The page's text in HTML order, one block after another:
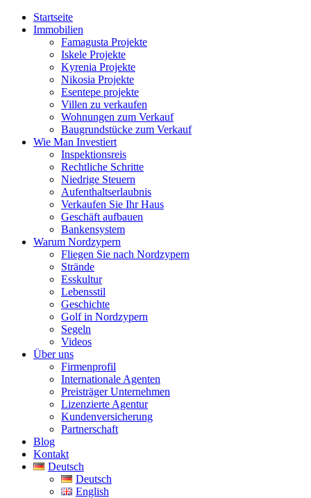
Startseite
Immobilien
Famagusta Projekte
Iskele Projekte
Kyrenia Projekte
Nikosia Projekte
Esentepe projekte
Villen zu verkaufen
Wohnungen zum Verkauf
Baugrundstücke zum Verkauf
Wie Man Investiert
Inspektionsreis
Rechtliche Schritte
Niedrige Steuern
Aufenthaltserlaubnis
Verkaufen Sie Ihr Haus
Geschäft aufbauen
Bankensystem
Warum Nordzypern
Fliegen Sie nach Nordzypern
Strände
Esskultur
Lebensstil
Geschichte
Golf in Nordzypern
Segeln
Videos
Über uns
Firmenprofil
Internationale Agenten
Preisträger Unternehmen
Lizenzierte Agentur
Kundenversicherung
Partnerschaft
Blog
Kontakt
Deutsch
Deutsch
English